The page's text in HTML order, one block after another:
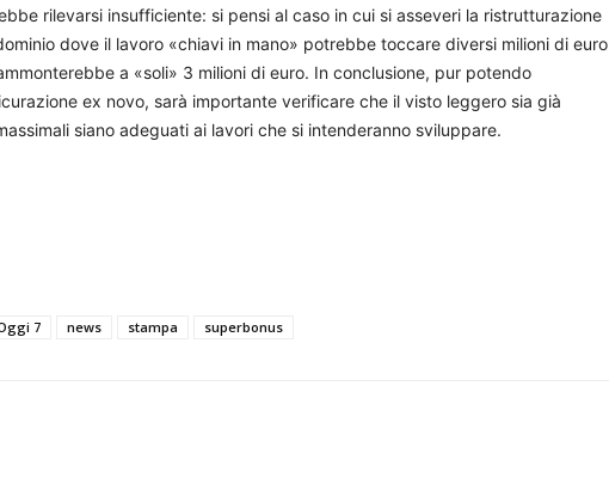
rilevarsi insufficiente: si pensi al caso in cui si asseveri la ristrutturazione
dove il lavoro «chiavi in mano» potrebbe toccare diversi milioni di euro
a «soli» 3 milioni di euro. In conclusione, pur potendo
ex novo, sarà importante verificare che il visto leggero sia già
siano adeguati ai lavori che si intenderanno sviluppare.
7 news stampa superbonus